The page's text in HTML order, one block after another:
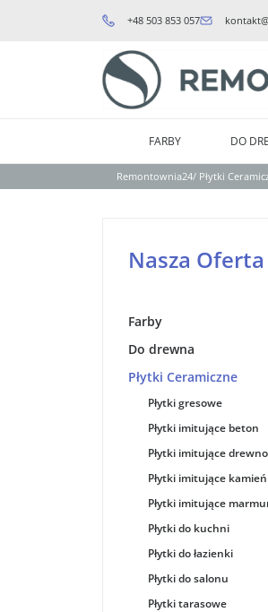
+48 503 853 057
FARBY DO
Remontownia24/ Płytki
Nasza Oferta
Farby
Do drewna
Płytki Ceramiczne
Płytki gresowe
Płytki imitujące beton
Płytki imitujące drewno
Płytki imitujące kamień
Płytki imitujące
Płytki do kuchni
Płytki do łazienki
Płytki do salonu
Płytki tarasowe